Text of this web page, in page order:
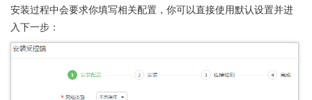
安装过程中会要求你填写相关配置，你可以直接使用默认设置并进
入下一步：